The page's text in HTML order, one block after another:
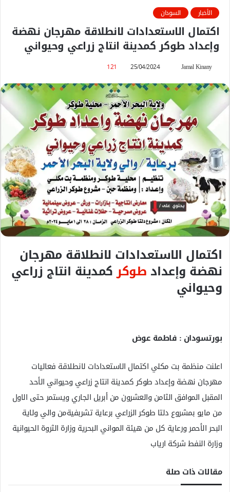
الأخبار السودان
اكتمال الاستعدادات لانطلاقة مهرجان نهضة
وإعداد طوكر كمدينة انتاج زراعي وحيواني
Jamal Kinany
س
ل
ب
ر
ي
د
ا
إ
ل
ك
ت
ر
و
ن
ا
25/04/2024
121
اكتمال الاستعدادات لانطلاقة مهرجان
نهضة وإعداد طوكركمدينة انتاج زراعي
وحيواني
بورتسودان : فاطمة عوض
اعلنت منظمة بت مكلي اكتمال الاستعدادات لانطلاقة فعاليات
مهرجان نهضة وإعداد طوكر كمدينة انتاج زراعي وحيواني الأحد
المقبل الموافق الثامن والعشرون من أبريل الجاري ويستمر حتى الاول
من مايو بمشروع دلتا طوكر الزراعي برعاية تشربفيةمن والي ولاية
البحر الأحمر ورعاية كل من هيئة المواني البحرية وزارة الثروة الحيوانية
وزارة النفط شركة ارياب
مقالات ذات صلة